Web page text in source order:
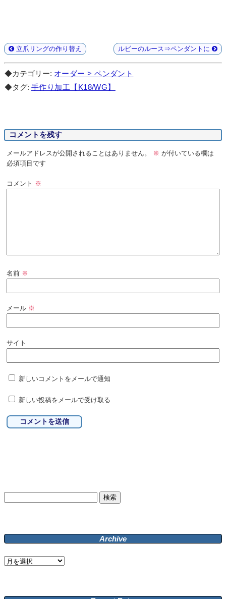
立爪リングの作り替え ルビーのルース⇒ペンダントに
◆カテゴリー: オーダー > ペンダント
◆タグ: 手作り加工【K18/WG】
コメントを残す
メールアドレスが公開されることはありません。 ※ が付いている欄は
必須項目です
コメント ※
名前 ※
メール ※
サイト
新しいコメントをメールで通知
新しい投稿をメールで受け取る
Archive
Archive